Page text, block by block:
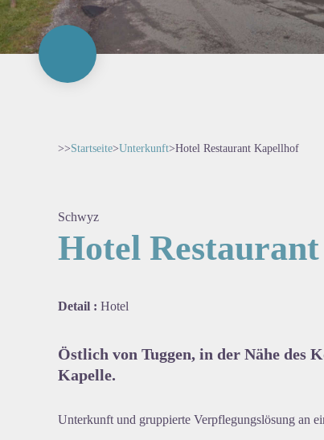
>>Startseite>Unterkunft>Hotel Restaurant Kapellhof
Schwyz
Hotel
Detail : Hotel
Östlich von Tuggen, in der Nähe des
Kapelle.
Unterkunft und gruppierte Verpflegungslösung an